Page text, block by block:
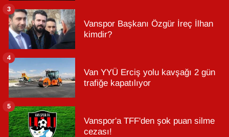
Vanspor Başkanı Özgür İreç İlhan
kimdir?
3
Van YYÜ Erciş yolu kavşağı 2 gün
trafiğe kapatılıyor
4
Vanspor'a TFF'den şok puan silme
cezası!
5